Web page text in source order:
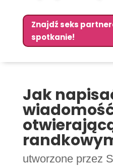
Znajdź seks
spotkanie!
Jak
utworzone przez